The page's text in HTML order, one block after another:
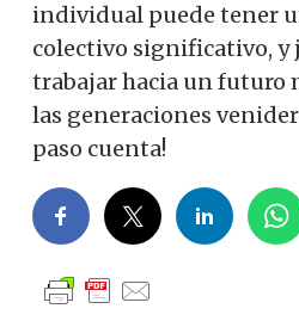
individual puede tener
colectivo significativo, y
trabajar hacia un futuro
las generaciones
paso cuenta!